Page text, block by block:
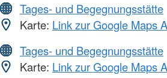
Tages- und Begegnungsstätte
Karte: Link zur Google Maps
Tages- und Begegnungsstätte
Karte: Link zur Google Maps